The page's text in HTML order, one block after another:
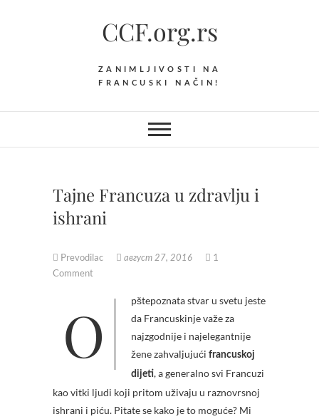
CCF.org.rs
ZANIMLJIVOSTI NA
FRANCUSKI NAČIN!
Tajne Francuza u zdravlju i
ishrani
Prevodilac август 27, 2016
1
Comment
Opštepoznata stvar u svetu jeste
da Francuskinje važe za
najzgodnije i najelegantnije
žene zahvaljujući francuskoj
dijeti, a generalno svi Francuzi
kao vitki ljudi koji pritom uživaju u raznovrsnoj
ishrani i piću. Pitate se kako je to moguće? Mi